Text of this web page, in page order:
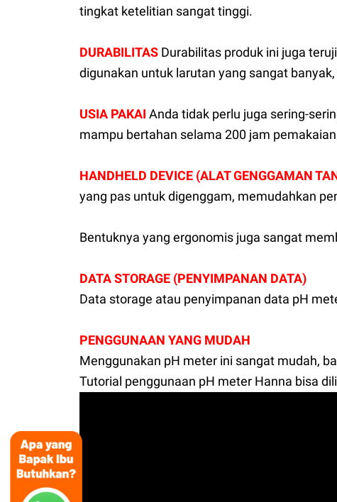
tingkat ketelitian sangat tinggi.
DURABILITAS Durabilitas produk ini juga
digunakan untuk larutan yang sangat
USIA PAKAI Anda tidak perlu juga sering-
mampu bertahan selama 200 jam
HANDHELD DEVICE (ALAT GENGGAMAN
yang pas untuk digenggam, memudahkan
Bentuknya yang ergonomis juga sangat
DATA STORAGE (PENYIMPANAN DATA)
Data storage atau penyimpanan data pH
PENGGUNAAN YANG MUDAH
Menggunakan pH meter ini sangat mudah,
Tutorial penggunaan pH meter Hanna bisa